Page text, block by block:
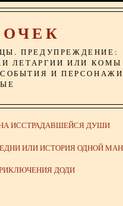
ПРЕДУПРЕЖДЕНИЕ:
ЛЕТАРГИИ ИЛИ КОМЫ
И ПЕРСОНАЖИ
ИССТРАДАВШЕЙСЯ ДУШИ
ИЛИ ИСТОРИЯ ОДНОЙ
ДОДИ